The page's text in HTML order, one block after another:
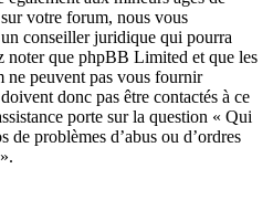
votre forum, nous vous
conseiller juridique qui pourra
noter que phpBB Limited et que les
ne peuvent pas vous fournir
donc pas être contactés à ce
porte sur la question « Qui
de problèmes d’abus ou d’ordres